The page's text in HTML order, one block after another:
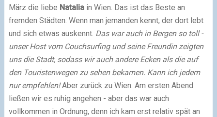
März die liebe Natalia in Wien. Das ist das Beste an
fremden Städten: Wenn man jemanden kennt, der dort lebt
und sich etwas auskennt. Das war auch in Bergen so toll -
unser Host vom Couchsurfing und seine Freundin zeigten
uns die Stadt, sodass wir auch andere Ecken als die auf
den Touristenwegen zu sehen bekamen. Kann ich jedem
nur empfehlen!Aber zurück zu Wien. Am ersten Abend
ließen wir es ruhig angehen - aber das war auch
vollkommen in Ordnung, denn ich kam erst relativ spät an